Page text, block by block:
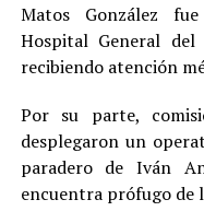
Matos González
Hospital General del
recibiendo atención
Por su parte,
desplegaron un
paradero de Iván
encuentra prófugo de